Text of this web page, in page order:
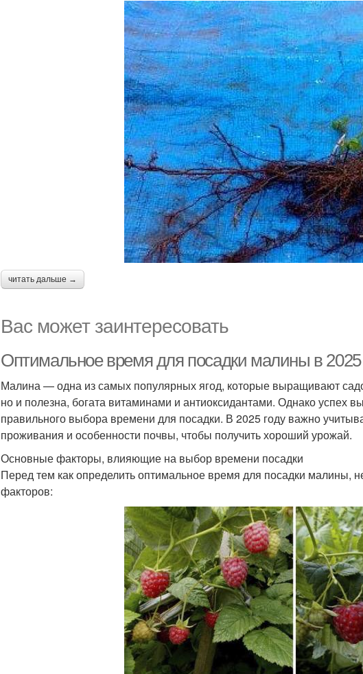
читать дальше →
Вас может заинтересовать
Оптимальное время для посадки малины в 2025
Малина — одна из самых популярных ягод, которые выращивают
но и полезна, богата витаминами и антиоксидантами. Однако успех
правильного выбора времени для посадки. В 2025 году важно
проживания и особенности почвы, чтобы получить хороший урожай.
Основные факторы, влияющие на выбор времени посадки
Перед тем как определить оптимальное время для посадки малины,
факторов: